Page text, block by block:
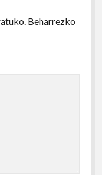
Beharrezko